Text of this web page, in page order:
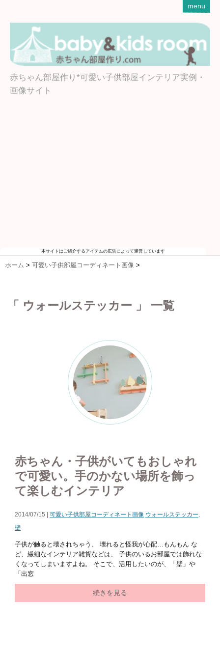
menu
赤ちゃん部屋作り*可愛い子供部屋インテリア実例・
画像サイト
本サイトはご紹介するアイテムの広告によって運営しています
ホーム > 可愛い子供部屋コーディネート画像 >
「 ウォールステッカー 」 一覧
赤ちゃん・子供がいてもおしゃれ
で可愛い。手のかない場所を飾っ
て楽しむインテリア
2014/07/15 | 可愛い子供部屋コーディネート画像 ウォールステッカー,
壁
子供が触ると壊されちゃう、 壊れると怪我が心配…もんもん な
ど、繊細なインテリア雑貨などは、 子供のいるお部屋では飾れな
くなってしまいますよね。 そこで、活用したいのが、「壁」や
「出窓
続きを見る